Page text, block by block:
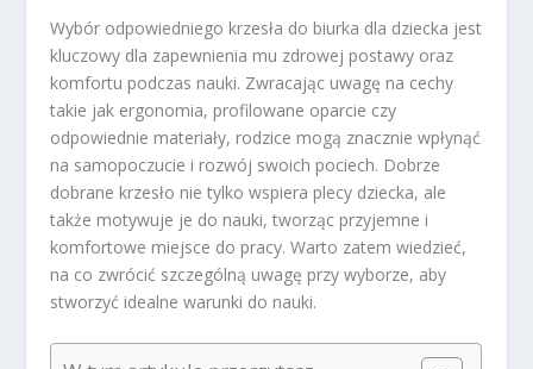
Wybór odpowiedniego krzesła do biurka dla dziecka jest
kluczowy dla zapewnienia mu zdrowej postawy oraz
komfortu podczas nauki. Zwracając uwagę na cechy
takie jak ergonomia, profilowane oparcie czy
odpowiednie materiały, rodzice mogą znacznie wpłynąć
na samopoczucie i rozwój swoich pociech. Dobrze
dobrane krzesło nie tylko wspiera plecy dziecka, ale
także motywuje je do nauki, tworząc przyjemne i
komfortowe miejsce do pracy. Warto zatem wiedzieć,
na co zwrócić szczególną uwagę przy wyborze, aby
stworzyć idealne warunki do nauki.